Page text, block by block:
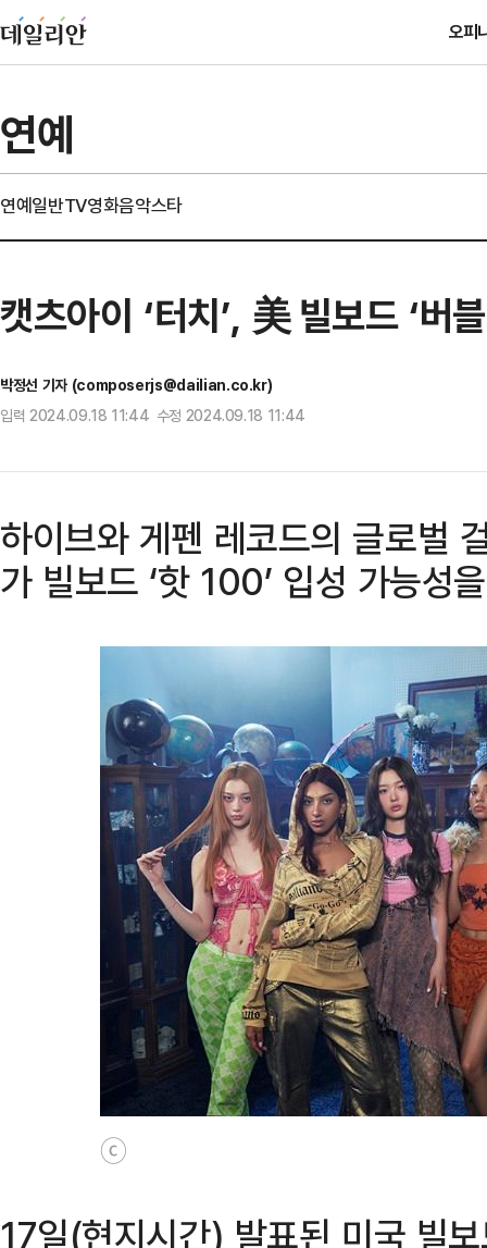
오피
연예
연예일반TV영화음악스타
캣츠아이 ‘터치’, 美 빌보드 ‘
박정선 기자 (composerjs@dailian.co.kr)
입력 2024.09.18 11:44 수정 2024.09.18 11:44
하이브와 게펜 레코드의 글로벌
가 빌보드 ‘핫 100’ 입성 가능성
ⓒ
17일(현지시간) 발표된 미국 빌